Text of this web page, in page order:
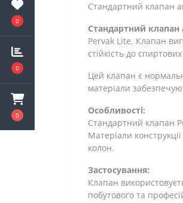
0
0
0
Стандартний клапан
Стандартний
Pervak ​​Lite. Клапан
стійкість до
Цей клапан є
матеріали
Особливості:
Стандартний клапан
Матеріали
колон.
Застосування:
Клапан
побутового та